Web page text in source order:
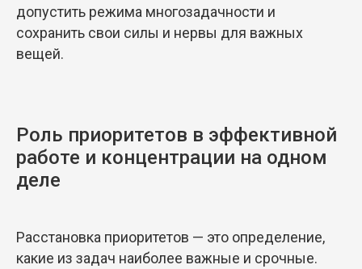
допустить режима многозадачности и
сохранить свои силы и нервы для важных
вещей.
Роль приоритетов в эффективной
работе и концентрации на одном
деле
Расстановка приоритетов — это определение,
какие из задач наиболее важные и срочные.